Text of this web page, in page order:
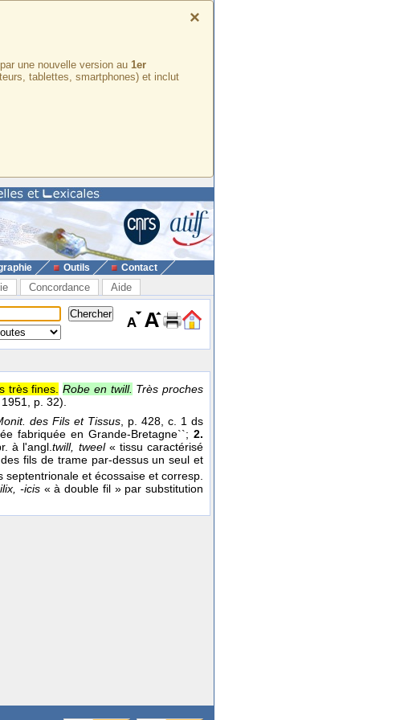
×
une nouvelle version au 1er
tablettes, smartphones) et inclut
Outils Contact
Concordance Aide
très fines. Robe en twill. Très proches
, p. 32).
des Fils et Tissus, p. 428, c. 1 ds
fabriquée en Grande-Bretagne``;2.
à l'angl.twill, tweel« tissu caractérisé
fils de trame par-dessus un seul et
et écossaise et corresp.
-icis« à double fil » par substitution